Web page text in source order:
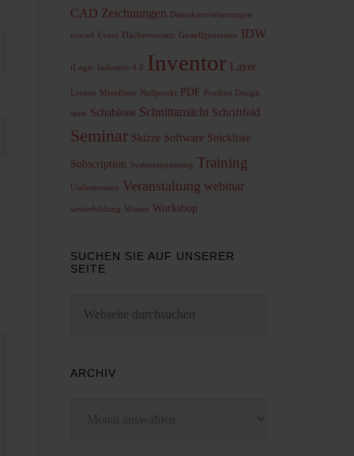
CAD Zeichnungen Datenkonvertierungen
ecscad Event Flächenversatz Gestellgenerator IDW
iLogic Industrie 4.0 Inventor Layer
Lernen Mittellinie Nullpunkt PDF Product Design
suite Schablone Schnittansicht Schriftfeld
Seminar Skizze Software Stückliste
Subscription Systemanpassung Training
Umbenennen Veranstaltung webinar
weiterbildung Wissen Workshop
SUCHEN SIE AUF UNSERER
SEITE
ARCHIV